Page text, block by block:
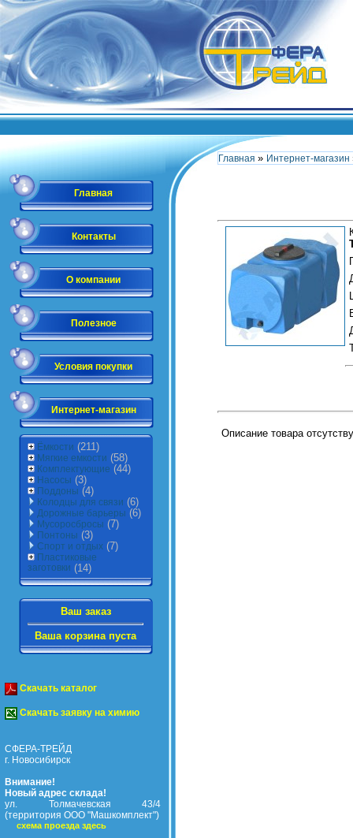
Главная
Контакты
О компании
Полезное
Условия покупки
Интернет-магазин
Ёмкости (211)
Мягкие емкости (58)
Комплектующие (44)
Насосы (3)
Поддоны (4)
Колодцы для связи (6)
Дорожные барьеры (6)
Мусоросбросы (7)
Понтоны (3)
Спорт и отдых (7)
Пластиковые
заготовки (14)
Ваш заказ
Ваша корзина пуста
Скачать каталог
Скачать заявку на химию
СФЕРА-ТРЕЙД
г. Новосибирск
Внимание!
Новый адрес склада!
ул. Толмачевская 43/4
(территория ООО "Машкомплект")
схема проезда здесь
Главная » Интернет-магазин
Описание товара